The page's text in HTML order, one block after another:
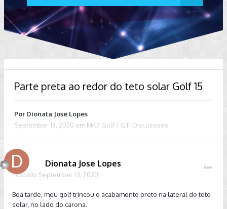
Parte preta ao redor do teto solar Golf 15
Por Dionata Jose Lopes
September 13, 2020 em MK7 Golf / GTI Discussoes
Dionata Jose Lopes
Postado September 13, 2020
Boa tarde, meu golf trincou o acabamento preto na lateral do teto
solar, no lado do carona.